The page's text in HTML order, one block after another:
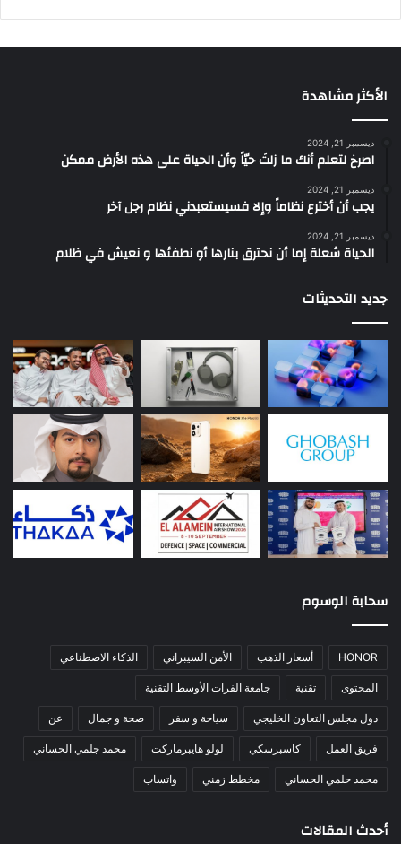
الأكثر مشاهدة
ديسمبر 21, 2024
‫اصرخ لتعلم أنك ما زلتَ حيّاً وأن الحياة على هذه الأرض ممكن
ديسمبر 21, 2024
يجب أن أخترع نظاماً وإلا فسيستعبدني نظام رجل آخر
ديسمبر 21, 2024
الحياة شعلة إما أن نحترق بنارها أو نطفئها و نعيش في ظلام
جديد التحديثات
سحابة الوسوم
HONOR أسعار الذهب الأمن السيبراني الذكاء الاصطناعي
المحتوى تقنية جامعة الفرات الأوسط التقنية
دول مجلس التعاون الخليجي سياحة و سفر صحة و جمال عن
فريق العمل كاسبرسكي لولو هايبرماركت محمد جلمي الحساني
محمد حلمي الحساني مخطط زمني واتساب
أحدث المقالات